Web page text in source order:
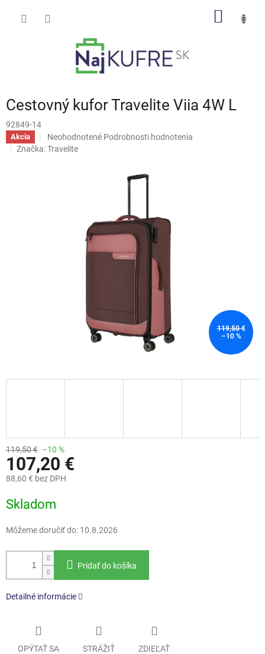
Cestovný kufor Travelite Viia 4W L
92849-14
Akcia
Priemerné
hodnotenie
Neohodnotené Podrobnosti hodnotenia
Značka:Travelite
119,50 €
–10 %
119,50 € –10 %
107,20 €
88,60 € bez DPH
cena:
Skladom
Môžeme doručiť do: 10.8.2026
Pridať do košíka
Detailné informácie
OPÝTAŤ SA STRÁŽIŤ ZDIEĽAŤ